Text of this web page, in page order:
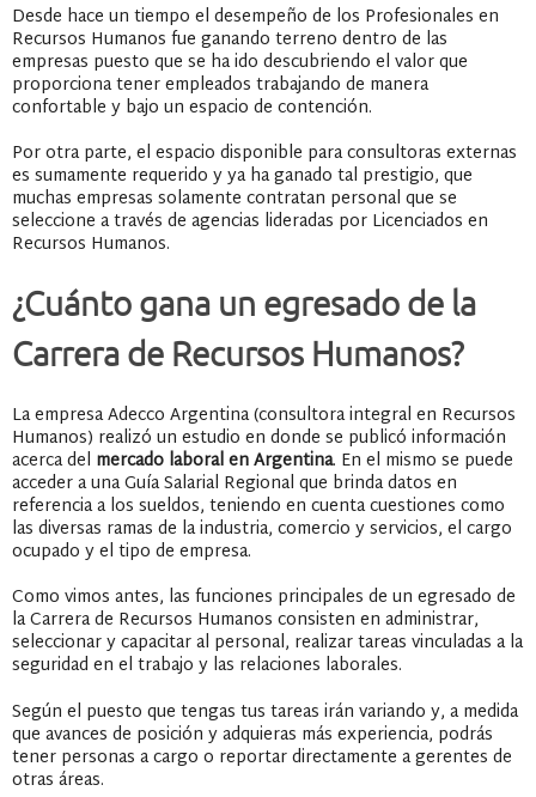
Desde hace un tiempo el desempeño de los Profesionales en
Recursos Humanos fue ganando terreno dentro de las
empresas puesto que se ha ido descubriendo el valor que
proporciona tener empleados trabajando de manera
confortable y bajo un espacio de contención.
Por otra parte, el espacio disponible para consultoras externas
es sumamente requerido y ya ha ganado tal prestigio, que
muchas empresas solamente contratan personal que se
seleccione a través de agencias lideradas por Licenciados en
Recursos Humanos.
¿Cuánto gana un egresado de la
Carrera de Recursos Humanos?
La empresa Adecco Argentina (consultora integral en Recursos
Humanos) realizó un estudio en donde se publicó información
acerca del mercado laboral en Argentina. En el mismo se puede
acceder a una Guía Salarial Regional que brinda datos en
referencia a los sueldos, teniendo en cuenta cuestiones como
las diversas ramas de la industria, comercio y servicios, el cargo
ocupado y el tipo de empresa.
Como vimos antes, las funciones principales de un egresado de
la Carrera de Recursos Humanos consisten en administrar,
seleccionar y capacitar al personal, realizar tareas vinculadas a la
seguridad en el trabajo y las relaciones laborales.
Según el puesto que tengas tus tareas irán variando y, a medida
que avances de posición y adquieras más experiencia, podrás
tener personas a cargo o reportar directamente a gerentes de
otras áreas.